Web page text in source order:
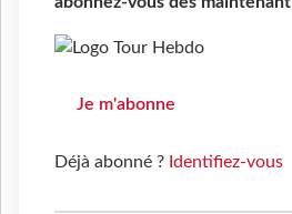
Je m'abonne
Déjà abonné ? Identifiez-vous